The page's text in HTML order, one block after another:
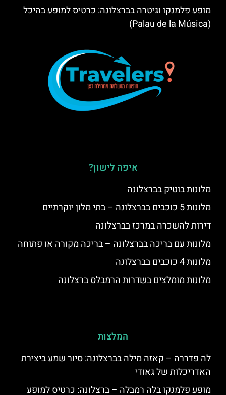
מופע פלמנקו וגיטרה בברצלונה: כרטיס למופע בהיכל
(Palau de la Música)
איפה לישון?
מלונות בוטיק בברצלונה
מלונות 5 כוכבים בברצלונה – בתי מלון יוקרתיים
דירות להשכרה במרכז בברצלונה
מלונות עם בריכה בברצלונה – בריכה מקורה או פתוחה
מלונות 4 כוכבים בברצלונה
מלונות מומלצים בשדרות הרמבלס ברצלונה
המלצות
לה פדררה – קאזה מילה בברצלונה: סיור שמע ביצירת
האדריכלות של גאודי
מופע פלמנקו בלה רמבלה – ברצלונה: כרטיס למופע